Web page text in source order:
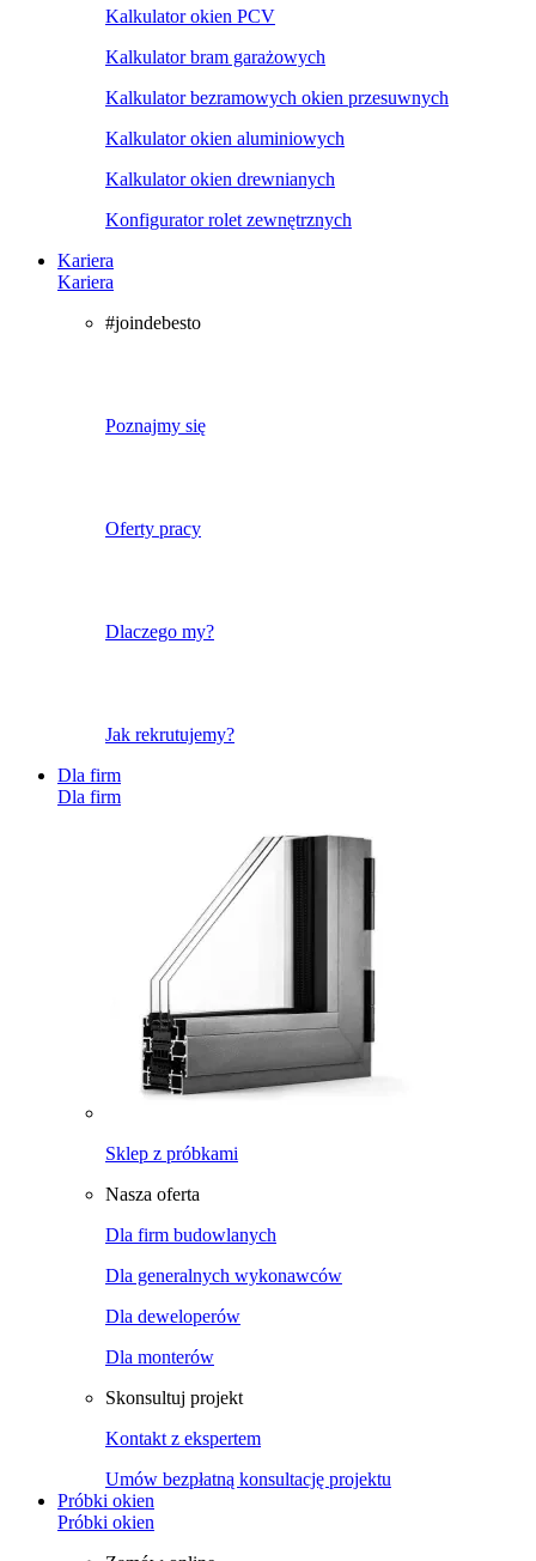
Kalkulator okien PCV
Kalkulator bram garażowych
Kalkulator bezramowych okien przesuwnych
Kalkulator okien aluminiowych
Kalkulator okien drewnianych
Konfigurator rolet zewnętrznych
Kariera
Kariera
#joindebesto
Poznajmy się
Oferty pracy
Dlaczego my?
Jak rekrutujemy?
Dla firm
Dla firm
Sklep z próbkami
Nasza oferta
Dla firm budowlanych
Dla generalnych wykonawców
Dla deweloperów
Dla monterów
Skonsultuj projekt
Kontakt z ekspertem
Umów bezpłatną konsultację projektu
Próbki okien
Próbki okien